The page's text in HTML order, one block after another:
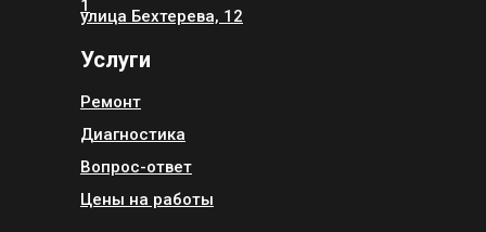
1
Услуги
Диагностика
Ремонт
Вопрос-ответ
Цены на работы
улица Бехтерева, 12